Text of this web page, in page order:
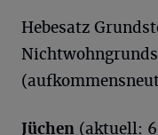
Hebesatz
Jüchen (aktuell: